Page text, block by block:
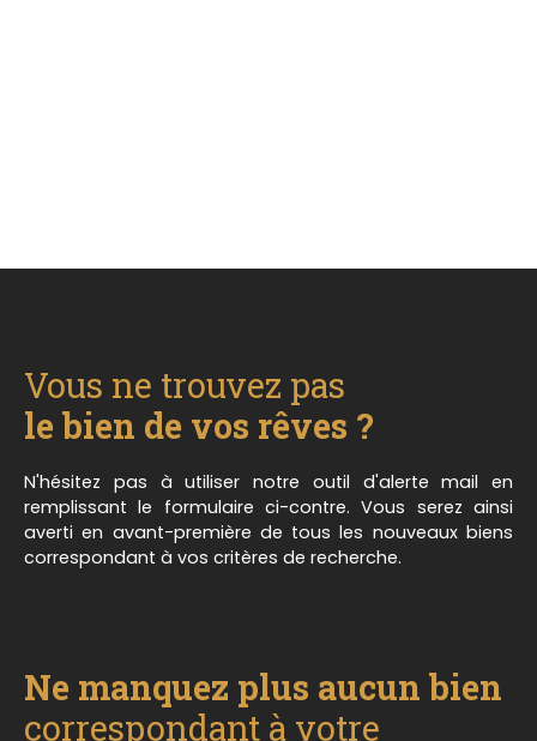
Vous ne trouvez pas
le bien de vos rêves ?
N'hésitez pas à utiliser notre outil d'alerte mail en
remplissant le formulaire ci-contre. Vous serez ainsi
averti en avant-première de tous les nouveaux biens
correspondant à vos critères de recherche.
Ne manquez plus aucun bien
correspondant à votre